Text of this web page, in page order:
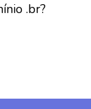
.br?